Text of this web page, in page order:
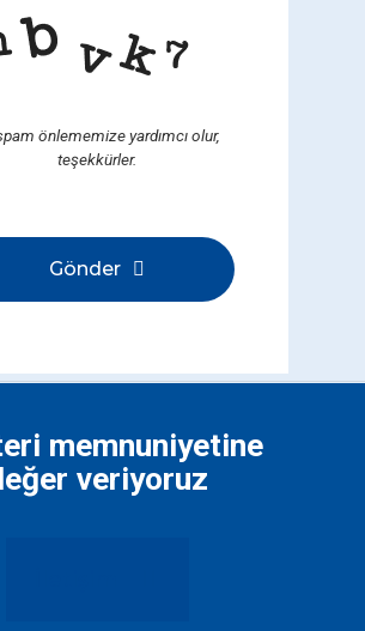
önlememize yardımcı olur,
teşekkürler.
Gönder
memnuniyetine
veriyoruz